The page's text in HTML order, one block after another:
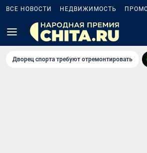
ВСЕ НОВОСТИ НЕДВИЖИМОСТЬ
Дворец спорта требуют отремонтировать